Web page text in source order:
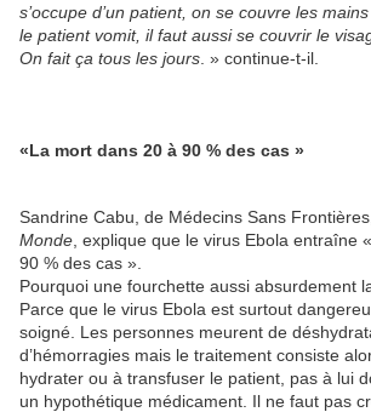
s’occupe d’un patient, on se couvre les
le patient vomit, il faut aussi se couvrir le
On fait ça tous les jours . » continue-t-il.
«La mort dans 20 à 90 % des cas »
Sandrine Cabu, de Médecins Sans
Monde , explique que le virus Ebola entraîne
90 % des cas ».
Pourquoi une fourchette aussi absurdement
Parce que le virus Ebola est surtout
soigné. Les personnes meurent de
d’hémorragies mais le traitement consiste
hydrater ou à transfuser le patient, pas à lui
un hypothétique médicament. Il ne faut pas